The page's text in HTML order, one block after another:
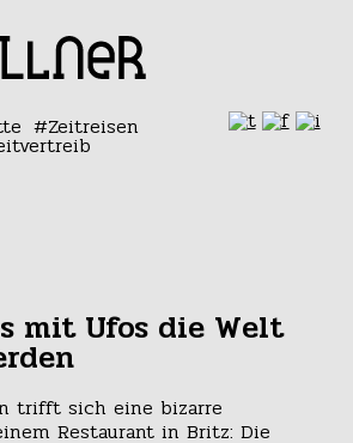
Zeitreisen
mit Ufos die Welt
trifft sich eine bizarre
Restaurant in Britz: Die